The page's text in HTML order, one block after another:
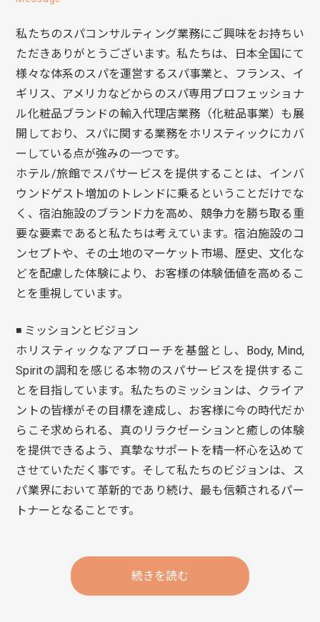
私たちのスパコンサルティング業務にご興味をお持ちい
ただきありがとうございます。私たちは、日本全国にて
様々な体系のスパを運営するスパ事業と、フランス、イ
ギリス、アメリカなどからのスパ専用プロフェッショナ
ル化粧品ブランドの輸入代理店業務（化粧品事業）も展
開しており、スパに関する業務をホリスティックにカバ
ーしている点が強みの一つです。
ホテル/旅館でスパサービスを提供することは、インバ
ウンドゲスト増加のトレンドに乗るということだけでな
く、宿泊施設のブランド力を高め、競争力を勝ち取る重
要な要素であると私たちは考えています。宿泊施設のコ
ンセプトや、その土地のマーケット市場、歴史、文化な
どを配慮した体験により、お客様の体験価値を高めるこ
とを重視しています。
◾️ ミッションとビジョン
ホリスティックなアプローチを基盤とし、Body, Mind,
Spiritの調和を感じる本物のスパサービスを提供するこ
とを目指しています。私たちのミッションは、クライア
ントの皆様がその目標を達成し、お客様に今の時代だか
らこそ求められる、真のリラクゼーションと癒しの体験
を提供できるよう、真摯なサポートを精一杯心を込めて
させていただく事です。そして私たちのビジョンは、ス
パ業界において革新的であり続け、最も信頼されるパー
トナーとなることです。
続きを読む